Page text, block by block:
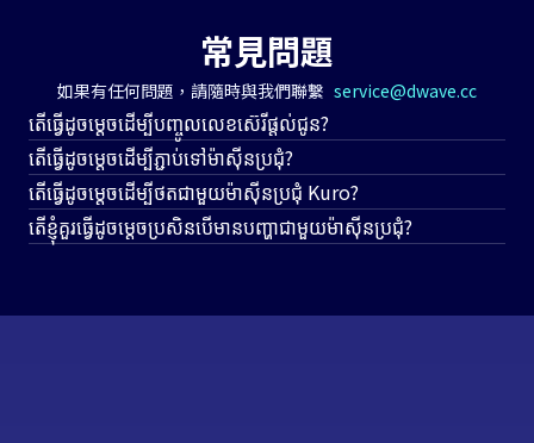
常見問題
如果有任何問題，請隨時與我們聯繫 service@dwave.cc
តើធ្វើដូចម្តេចដើម្បីបញ្ចូលលេខស៊េរីផ្តល់ជូន?
នៅក្នុងស្ទីកគ័រប្រអប់វេចខ្ចប់ផលិតផល/អ៊ីមែលជូនដំណឹងដែលអ្នកបានទិញ អ្នក
អាចរកលេខកូដប្តូរយកកម្មវិធីផ្តាច់មុខបាន។ សូមប្តូរយកតាមដំណើរការខាង
ក្រោមដើម្បីទទួលបានសិទ្ធិជាវ Meeting Ink។
តើធ្វើដូចម្តេចដើម្បីភ្ជាប់ទៅម៉ាស៊ីនប្រជុំ?
USB៖ សូមប្រើខ្សែ USB ដើម្បីភ្ជាប់ម៉ាស៊ីន និងកុំព្យូទ័រ។
Bluetooth៖ បន្ទាប់ពីបើកម៉ាស៊ីនប្រជុំ សូមចុចប៊ូតុងនៅចំហៀងម៉ាស៊ីន។
ម៉ាស៊ីននឹងបញ្ចេញសម្លេងជូនដំណឹង។ នៅពេលនេះ អ្នកអាចប្រើ Bluetooth
តើធ្វើដូចម្តេចដើម្បីថតជាមួយម៉ាស៊ីនប្រជុំ Kuro?
ចុចថតប្រជុំ ជ្រើសរើស "Kuro CSP-102" នៅក្នុងបង្អួចលោត "Deterns
Detection" ហើយបញ្ជាក់ថាបន្ទាប់ពីទទួលបានសម្លេង សូមចុចចាប់ផ្តើមថត
តើខ្ញុំគួរធ្វើដូចម្តេចប្រសិនបើមានបញ្ហាជាមួយម៉ាស៊ីនប្រជុំ?
សូមទាក់ទងសេវាបម្រើអតិថិជន Cool Music៖